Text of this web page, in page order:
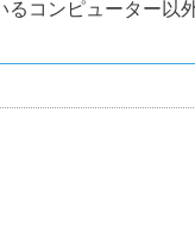
コンピューター以